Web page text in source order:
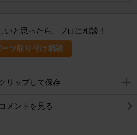
いと思ったら、プロに相談！
ツ取り付け相談
リップして保存
メントを見る